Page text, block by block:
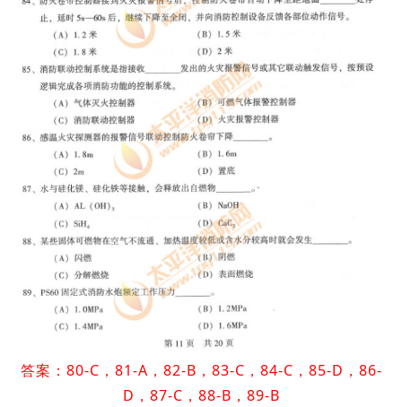
答案：80-C，81-A，82-B，83-C，84-C，85-D，86-
D，87-C，88-B，89-B